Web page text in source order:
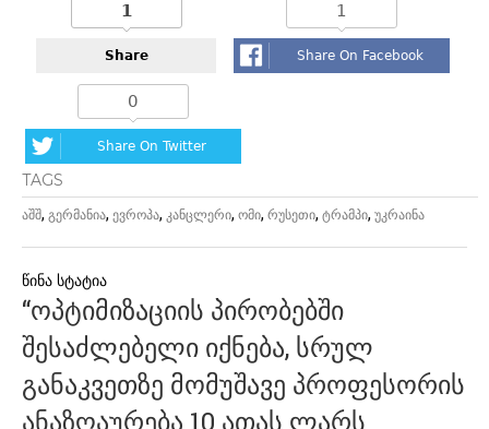
1
Share
1
Share On Facebook
0
Share On Twitter
TAGS
აშშ, გერმანია, ევროპა, კანცლერი, ომი, რუსეთი, ტრამპი, უკრაინა
პოსტის
ნავიგაცია
“ოპტიმიზაციის პირობებში
შესაძლებელი იქნება, სრულ
განაკვეთზე მომუშავე პროფესორის
ანაზღაურება 10 ათას ლარს